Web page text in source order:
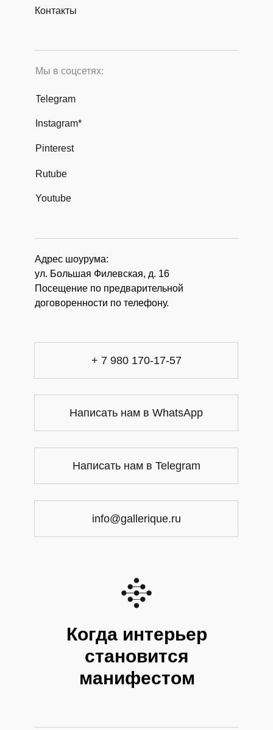
Адрес шоурума:
ул. Большая Филевская, д. 16
Посещение по предварительной
договоренности по телефону.
Мы в соцсетях:
Instagram*
Telegram
Когда интерьер
становится
манифестом
+ 7 980 170-17-57
Написать нам в WhatsApp
info@gallerique.ru
Написать нам в Telegram
Контакты
Pinterest
Rutube
Youtube